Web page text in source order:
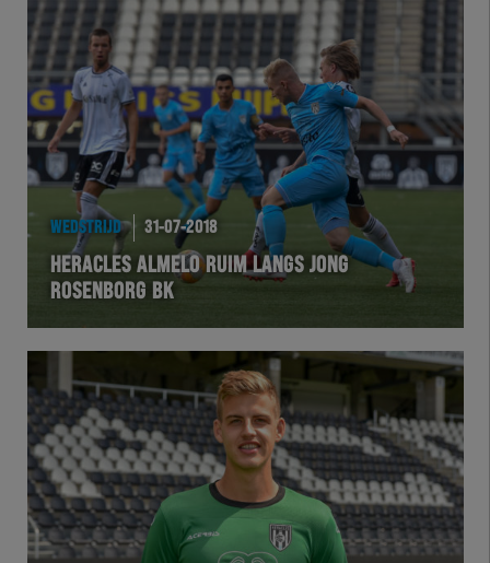
WEDSTRIJD 31-07-2018
HERACLES ALMELO RUIM LANGS JONG
ROSENBORG BK